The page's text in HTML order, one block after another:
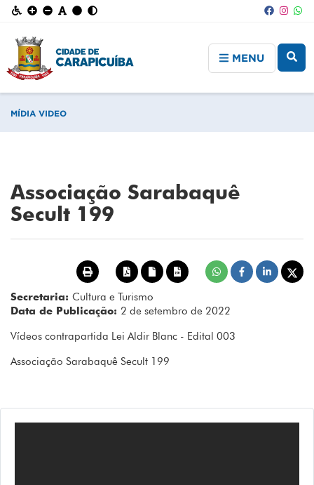
MENU
MÍDIA VIDEO
Associação Sarabaquê
Secult 199
Secretaria: Cultura e Turismo
Data de Publicação: 2 de setembro de 2022
Vídeos contrapartida Lei Aldir Blanc - Edital 003
Associação Sarabaquê Secult 199